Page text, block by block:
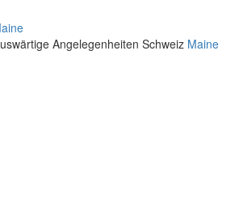
Angelegenheiten Schweiz Maine